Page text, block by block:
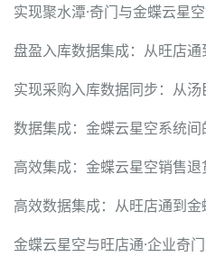
盘盈入库数据集成：从旺店
数据集成：金蝶云星空系统
高效集成：金蝶云星空销售
高效数据集成：从旺店通到
金蝶云星空与旺店通·企业奇